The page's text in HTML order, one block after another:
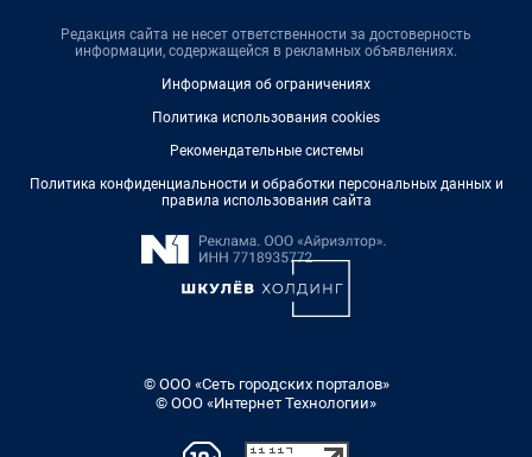
Редакция сайта не несет ответственности за достоверность
информации, содержащейся в рекламных объявлениях.
Информация об ограничениях
Политика использования cookies
Рекомендательные системы
Политика конфиденциальности и обработки персональных данных и
правила использования сайта
© ООО «Сеть городских порталов»
© ООО «Интернет Технологии»